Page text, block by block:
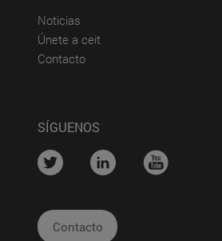
Noticias
Únete a ceit(abre en nueva ventana)
Contacto(abre en nueva ventana)
SÍGUENOS
.... .... ....
Contacto